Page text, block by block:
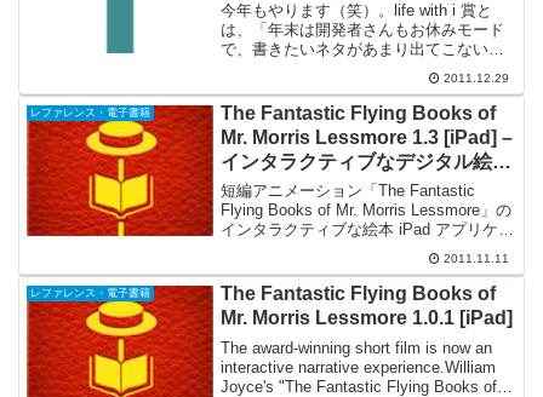
今年もやります（笑）。life with i 賞と
は、「年末は開発者さんもお休みモード
で、書きたいネタがあまり出てこないん
だよねぇ～」ということで2006年に安易
に創設され、選考委員の Tom 個人が感動
した作品（3部門9作品）に贈られる権...
2011.12.29
レファレンス・電子書籍
The Fantastic Flying Books of
Mr. Morris Lessmore 1.3 [iPad] –
インタラクティブなデジタル絵本
が日本語テキストを追加
短編アニメーション「The Fantastic
Flying Books of Mr. Morris Lessmore」の
インタラクティブな絵本 iPad アプリケー
ションWhat's New Localized story text
2011.11.11
レファレンス・電子書籍
The Fantastic Flying Books of
Mr. Morris Lessmore 1.0.1 [iPad]
The award-winning short film is now an
interactive narrative experience.William
Joyce's "The Fantastic Flying Books of